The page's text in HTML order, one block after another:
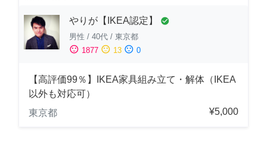
やりが【IKEA認定】 check_circle
男性 / 40代 / 東京都
sentiment_satisfied 1877 sentiment_neutral 13 sentiment_dissatisfied 0
【高評価99％】IKEA家具組み立て・解体（IKEA
以外も対応可）
東京都
¥5,000